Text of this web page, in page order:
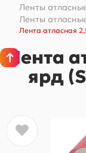
Ленты
Ленты
Лента атласная
Лента
ярд